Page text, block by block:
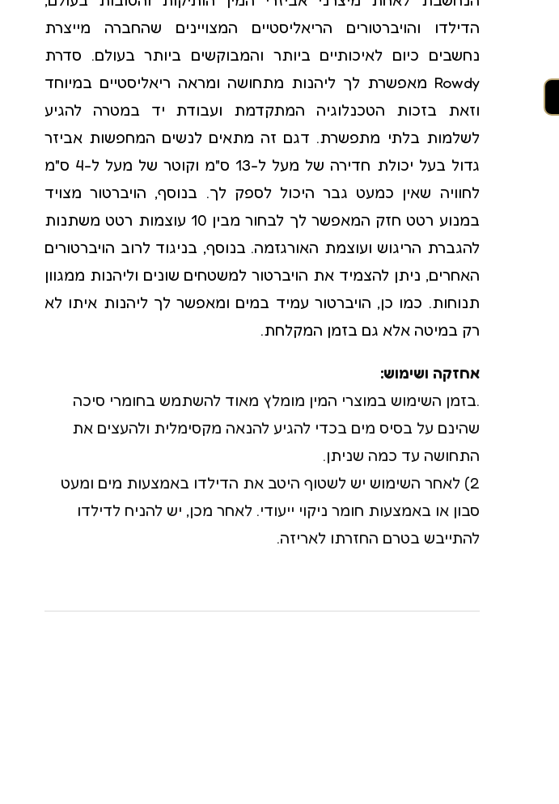
קולר bdsm
הדילדו והויברטורים הריאליסטיים המצויינים שהחברה מייצרת
נחשבים כיום לאיכותיים ביותר והמבוקשים ביותר בעולם. סדרת
Rowdy מאפשרת לך ליהנות מתחושה ומראה ריאליסטיים במיוחד
וזאת בזכות הטכנלוגיה המתקדמת ועבודת יד במטרה להגיע
לשלמות בלתי מתפשרת. דגם זה מתאים לנשים המחפשות אביזר
גדול בעל יכולת חדירה של מעל ל-13 ס"מ וקוטר של מעל ל-4 ס"מ
לחוויה שאין כמעט גבר היכול לספק לך. בנוסף, הויברטור מצויד
במנוע רטט חזק המאפשר לך לבחור מבין 10 עוצמות רטט משתנות
להגברת הריגוש ועוצמת האורגזמה. בנוסף, בניגוד לרוב הויברטורים
האחרים, ניתן להצמיד את הויברטור למשטחים שונים וליהנות ממגוון
תנוחות. כמו כן, הויברטור עמיד במים ומאפשר לך ליהנות איתו לא
רק במיטה אלא גם בזמן המקלחת.
אחזקה ושימוש:
.בזמן השימוש במוצרי המין מומלץ מאוד להשתמש בחומרי סיכה
שהינם על בסיס מים בכדי להגיע להנאה מקסימלית ולהעצים את
התחושה עד כמה שניתן.
2) לאחר השימוש יש לשטוף היטב את הדילדו באמצעות מים ומעט
סבון או באמצעות חומר ניקוי ייעודי. לאחר מכן, יש להניח לדילדו
להתייבש בטרם החזרתו לאריזה.